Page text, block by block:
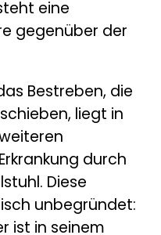
eine
gegenüber der
Bestreben, die
liegt in
durch
Diese
unbegründet:
ist in seinem